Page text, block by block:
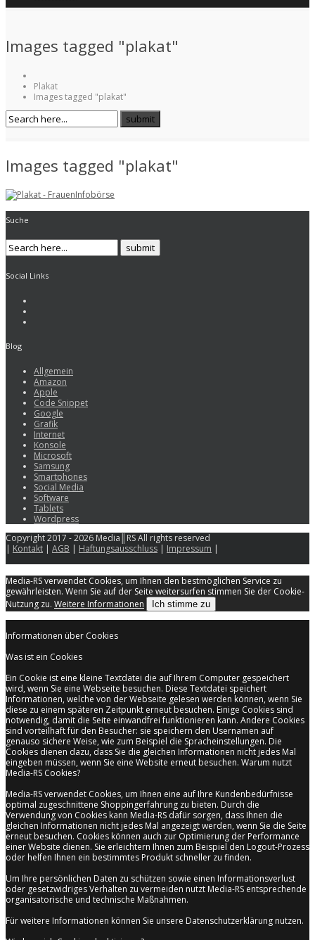
Images tagged "plakat"
Plakat
Images tagged "plakat"
Images tagged "plakat"
Suche
Social Links
Blog
Allgemein
Amazon
Apple
Code Snippet
Google
Grafik
Internet
Konsole
Microsoft
Samsung
Smartphones
Social Media
Software
Tablets
Wordpress
Copyright 2017 - 2026 Media║RS All rights reserved
| Kontakt | AGB | Haftungsausschluss | Impressum |
Media-RS verwendet Cookies, um Ihnen den bestmöglichen Service zu
gewährleisten. Wenn Sie auf der Seite weitersurfen stimmen Sie der Cookie-
Nutzung zu. Weitere Informationen Ich stimme zu
Informationen über Cookies
Was ist ein Cookies
Ein Cookie ist eine kleine Textdatei die auf Ihrem Computer gespeichert
wird, wenn Sie eine Webseite besuchen. Diese Textdatei speichert
Informationen, welche von der Webseite gelesen werden können, wenn Sie
diese zu einem späteren Zeitpunkt erneut besuchen. Einige Cookies sind
notwendig, damit die Seite einwandfrei funktionieren kann. Andere Cookies
sind vorteilhaft für den Besucher: sie speichern den Usernamen auf
genauso sichere Weise, wie zum Beispiel die Spracheinstellungen. Die
Cookies dienen dazu, dass Sie die gleichen Informationen nicht jedes Mal
eingeben müssen, wenn Sie eine Website erneut besuchen. Warum nutzt
Media-RS Cookies?
Media-RS verwendet Cookies, um Ihnen eine auf Ihre Kundenbedürfnisse
optimal zugeschnittene Shoppingerfahrung zu bieten. Durch die
Verwendung von Cookies kann Media-RS dafür sorgen, dass Ihnen die
gleichen Informationen nicht jedes Mal angezeigt werden, wenn Sie die Seite
erneut besuchen. Cookies können auch zur Optimierung der Performance
einer Website dienen. Sie erleichtern Ihnen zum Beispiel den Logout-Prozess
oder helfen Ihnen ein bestimmtes Produkt schneller zu finden.
Um Ihre persönlichen Daten zu schützen sowie einen Informationsverlust
oder gesetzwidriges Verhalten zu vermeiden nutzt Media-RS entsprechende
organisatorische und technische Maßnahmen.
Für weitere Informationen können Sie unsere Datenschutzerklärung nutzen.